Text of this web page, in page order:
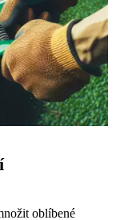
oblíbené